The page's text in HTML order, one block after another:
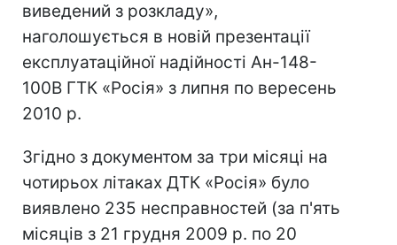
виведений з розкладу»,
наголошується в новій презентації
експлуатаційної надійності Ан-148-
100В ГТК «Росія» з липня по вересень
2010 р.
Згідно з документом за три місяці на
чотирьох літаках ДТК «Росія» було
виявлено 235 несправностей (за п'ять
місяців з 21 грудня 2009 р. по 20